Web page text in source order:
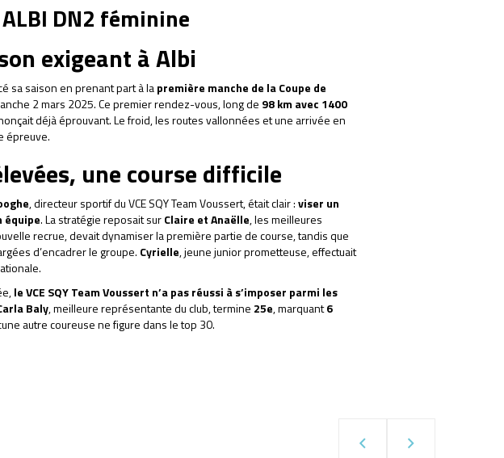
DN2 féminine
exigeant à Albi
sa saison en prenant part à lapremière manche de la Coupe de
2 mars 2025. Ce premier rendez-vous, long de 98 km avec 1400
déjà éprouvant. Le froid, les routes vallonnées et une arrivée en
épreuve.
une course difficile
, directeur sportif du VCE SQY Team Voussert, était clair :viser un
équipe. La stratégie reposait surClaire et Anaëlle, les meilleures
recrue, devait dynamiser la première partie de course, tandis que
d’encadrer le groupe. Cyrielle, jeune junior prometteuse, effectuait
le VCE SQY Team Voussert n’a pas réussi à s’imposer parmi les
Baly, meilleure représentante du club, termine 25e, marquant6
autre coureuse ne figure dans le top 30.